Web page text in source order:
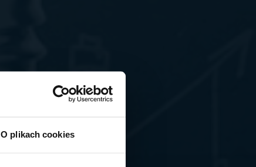
O plikach cookies